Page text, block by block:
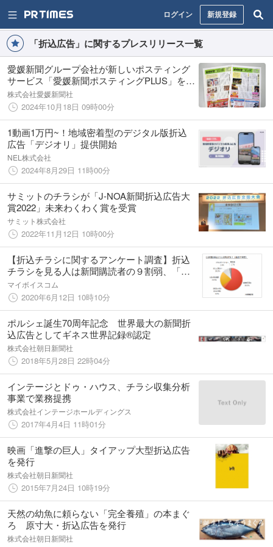
ログイン 新規登録
「折込広告」に関するプレスリリース一覧
愛媛新聞グループ会社が新しいポスティング
サービス「愛媛新聞ポスティングPLUS」を開
始
株式会社愛媛新聞社
2024年10月18日 09時00分
1動画1万円~！地域密着型のデジタル版折込
広告「デジオリ」提供開始
NEL株式会社
2024年8月29日 11時00分
サミットのチラシが「J-NOA新聞折込広告大
賞2022」未来わくわく賞を受賞
サミット株式会社
2022年11月12日 10時00分
【折込チラシに関するアンケート調査】折込
チラシを見る人は新聞購読者の９割弱、「ほ
ぼ毎日」が６割。電子チラシの利用経験者は
６割弱で増加傾向
マイボイスコム
2020年6月12日 10時10分
ポルシェ誕生70周年記念 世界最大の新聞折
込広告としてギネス世界記録®認定
株式会社朝日新聞社
2018年5月28日 22時04分
インテージとドゥ・ハウス、チラシ収集分析
事業で業務提携
株式会社インテージホールディングス
2017年4月4日 11時01分
映画「進撃の巨人」タイアップ大型折込広告
を発行
株式会社朝日新聞社
2015年7月24日 10時19分
天然の幼魚に頼らない「完全養殖」の本まぐ
ろ 原寸大・折込広告を発行
株式会社朝日新聞社